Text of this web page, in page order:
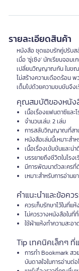
รายละเอียดสินค้า
หนังสือ ชุดแอบรักคู่ปรับส
เมื่อ 'ซู่เซิง' นักเรียนจอม
เปลี่ยนวิญญาณกัน ในขณะ
ไม่สร้างความเดือดร้อน พ
เต็มไปด้วยความขบขันจึง
คุณสมบัติของหนัง
เนื้อเรื่องแฟนตาซีและ
จำนวนเล่ม: 2 เล่ม
การสลับวิญญาณที่สา
หนังสือเล่มนี้เหมาะสำ
เนื้อเรื่องเข้มข้นและน่
บรรยายถึงชีวิตในโรง
มีการพัฒนาตัวละครที่
เหมาะสำหรับการอ่าน
คำแนะนำและข้อคว
ควรเก็บรักษาไว้ในที่แ
ไม่ควรวางหนังสือในที่
ใช้ผ้าแห้งทำความสะอ
Tip เทคนิคเล็กๆ ที่
การทำ Bookmark ส
บันดาลใจในการอ่านต่อ